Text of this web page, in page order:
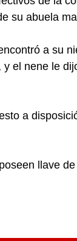
su abuela
a su
el nene le
a
llave